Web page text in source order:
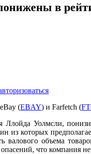
в
(EBAY) и Farfetch (
Ллойда Уолмсли,
из которых
валового объема
опасений, что компания